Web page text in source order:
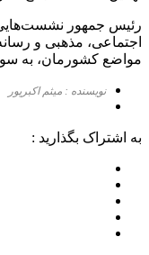
رئیس جمهور نشست‌هایی
اجتماعی، مذهبی و
مواضع کشورمان، به
نویسنده : میثم اکبرپور
به اشتراک بگذارید :